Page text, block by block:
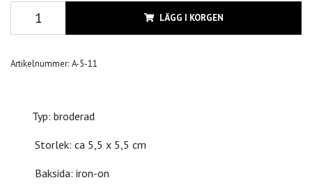
LÄGG I KORGEN
Artikelnummer: A-5-11
Typ: broderad
Storlek: ca 5,5 x 5,5 cm
Baksida: iron-on